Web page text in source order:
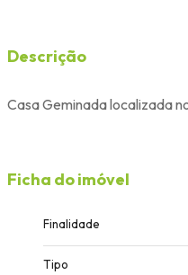
Descrição
Casa Geminada localizada
Ficha do imóvel
Finalidade
Tipo